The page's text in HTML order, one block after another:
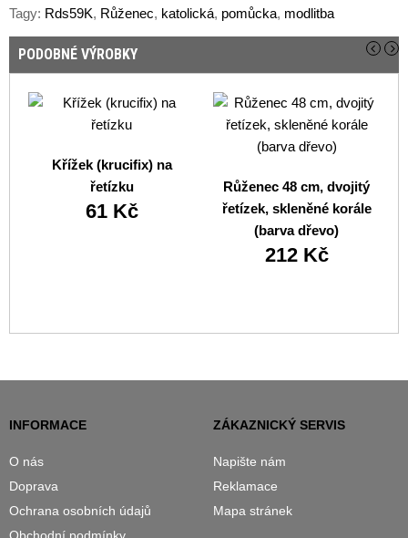
Tagy: Rds59K, Růženec, katolická, pomůcka, modlitba
PODOBNÉ VÝROBKY
Křížek (krucifix) na
řetízku
61 Kč
Růženec 48 cm, dvojitý
řetízek, skleněné korále
(barva dřevo)
212 Kč
INFORMACE
O nás
Doprava
Ochrana osobních údajů
ZÁKAZNICKÝ SERVIS
Napište nám
Reklamace
Mapa stránek